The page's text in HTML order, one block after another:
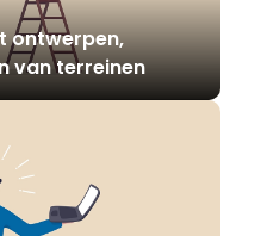
ontwerpen,
van terreinen